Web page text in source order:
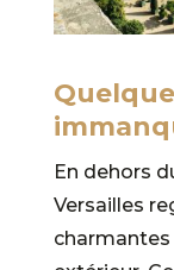
En dehors
Versailles
charmantes